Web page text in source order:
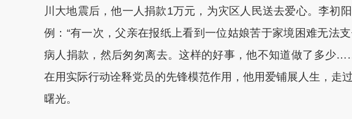
川大地震后，他一人捐款1万元，为灾区人民送去爱心。李初
例：“有一次，父亲在报纸上看到一位姑娘苦于家境困难无法
病人捐款，然后匆匆离去。这样的好事，他不知道做了多少
在用实际行动诠释党员的先锋模范作用，他用爱铺展人生，走
曙光。